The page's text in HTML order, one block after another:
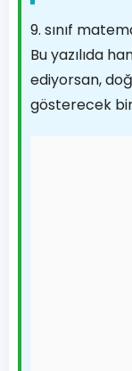
9. sınıf
Bu yazılıda
ediyorsan,
gösterecek